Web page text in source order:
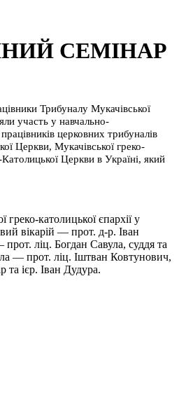
СЕМІНАР
Трибуналу Мукачівської
участь у навчально-
церковних трибуналів
Церкви, Мукачівської греко-
Церкви в Україні, який
греко-католицької єпархії у
вікарій — прот. д-р. Іван
ліц. Богдан Савула, суддя та
— прот. ліц. Іштван Ковтунович,
та ієр. Іван Дудура.